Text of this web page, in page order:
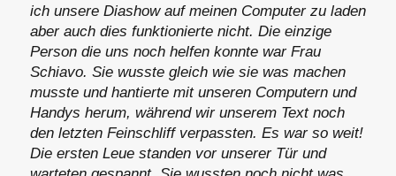
ich unsere Diashow auf meinen Computer zu laden
aber auch dies funktionierte nicht. Die einzige
Person die uns noch helfen konnte war Frau
Schiavo. Sie wusste gleich wie sie was machen
musste und hantierte mit unseren Computern und
Handys herum, während wir unserem Text noch
den letzten Feinschliff verpassten. Es war so weit!
Die ersten Leue standen vor unserer Tür und